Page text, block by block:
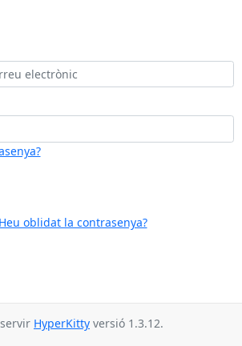
Heu oblidat la contrasenya?
HyperKitty versió 1.3.12.